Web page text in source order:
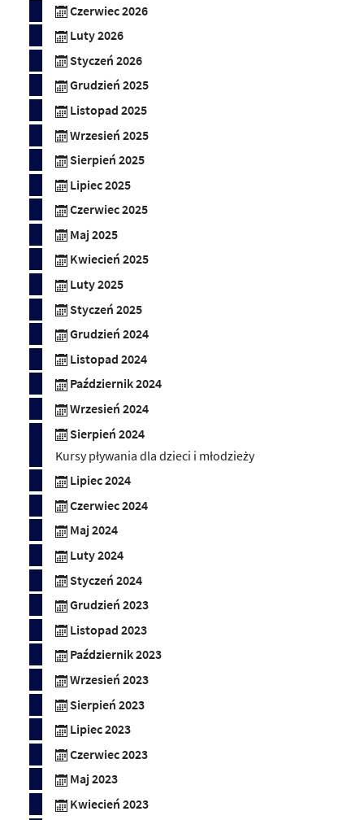
Czerwiec 2026
Luty 2026
Styczeń 2026
Grudzień 2025
Listopad 2025
Wrzesień 2025
Sierpień 2025
Lipiec 2025
Czerwiec 2025
Maj 2025
Kwiecień 2025
Luty 2025
Styczeń 2025
Grudzień 2024
Listopad 2024
Październik 2024
Wrzesień 2024
Sierpień 2024
Kursy pływania dla dzieci i młodzieży
Lipiec 2024
Czerwiec 2024
Maj 2024
Luty 2024
Styczeń 2024
Grudzień 2023
Listopad 2023
Październik 2023
Wrzesień 2023
Sierpień 2023
Lipiec 2023
Czerwiec 2023
Maj 2023
Kwiecień 2023